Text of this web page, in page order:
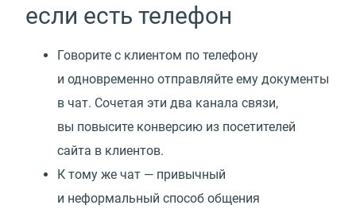
если есть телефон
Говорите с клиентом по телефону
и одновременно отправляйте ему документы
в чат. Сочетая эти два канала связи,
вы повысите конверсию из посетителей
сайта в клиентов.
К тому же чат — привычный
и неформальный способ общения